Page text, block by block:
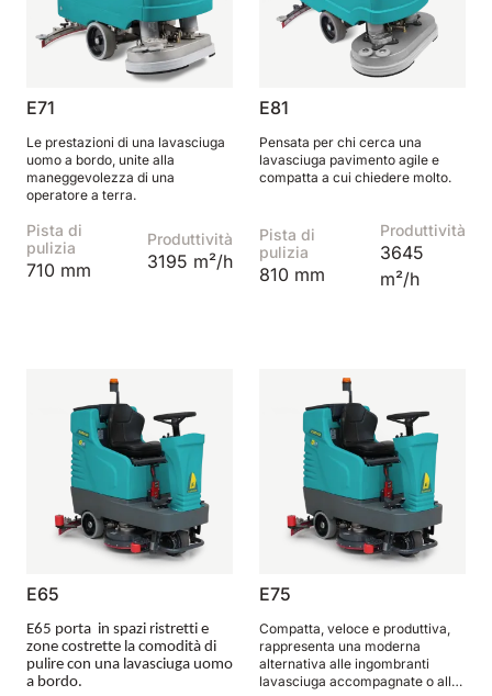
E71
Le prestazioni di una lavasciuga
uomo a bordo, unite alla
maneggevolezza di una
operatore a terra.
Pista di
pulizia
710 mm
Produttività
3195 m²/h
E81
Pensata per chi cerca una
lavasciuga pavimento agile e
compatta a cui chiedere molto.
Pista di
pulizia
810 mm
Produttività
3645
m²/h
E65
E65 porta in spazi ristretti e
zone costrette la comodità di
pulire con una lavasciuga uomo
a bordo.
E75
Compatta, veloce e produttiva,
rappresenta una moderna
alternativa alle ingombranti
lavasciuga accompagnate o alle